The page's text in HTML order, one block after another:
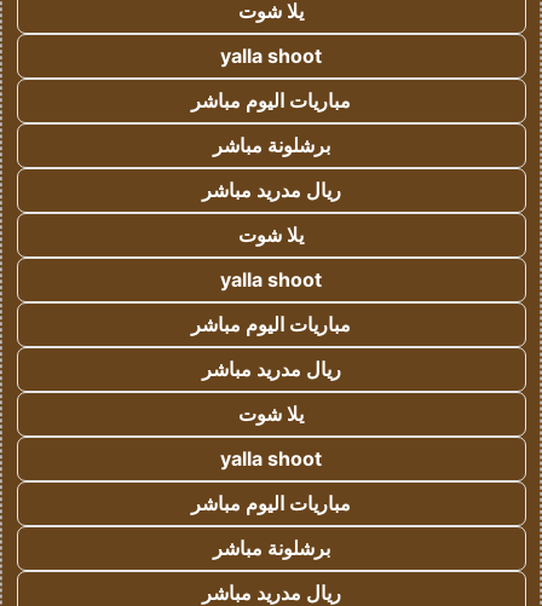
يلا شوت
yalla shoot
مباريات اليوم مباشر
برشلونة مباشر
ريال مدريد مباشر
يلا شوت
yalla shoot
مباريات اليوم مباشر
ريال مدريد مباشر
يلا شوت
yalla shoot
مباريات اليوم مباشر
برشلونة مباشر
ريال مدريد مباشر